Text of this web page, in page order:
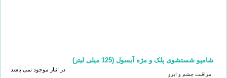
شامپو شستشوی پلک و مژه آیسول (125 میلی لیتر)
مراقبت چشم و ابرو
در انبار موجود نمی باشد